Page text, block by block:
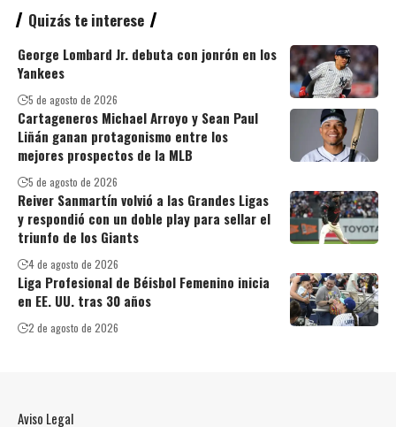
Quizás te interese
George Lombard Jr. debuta con jonrón en los
Yankees
5 de agosto de 2026
Cartageneros Michael Arroyo y Sean Paul
Liñán ganan protagonismo entre los
mejores prospectos de la MLB
5 de agosto de 2026
Reiver Sanmartín volvió a las Grandes Ligas
y respondió con un doble play para sellar el
triunfo de los Giants
4 de agosto de 2026
Liga Profesional de Béisbol Femenino inicia
en EE. UU. tras 30 años
2 de agosto de 2026
Aviso Legal